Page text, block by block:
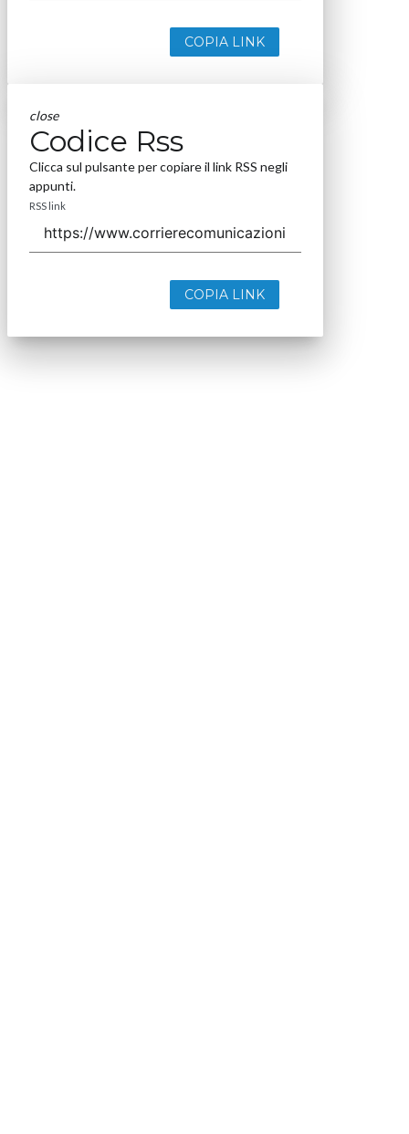
COPIA LINK
close
Codice Rss
Clicca sul pulsante per copiare il link RSS negli
appunti.
RSS link
COPIA LINK